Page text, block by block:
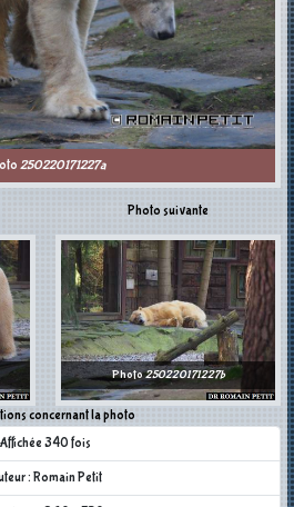
250220171227a
concernant la photo
Affichée 340 fois
: Romain Petit
Photo suivante
Photo250220171227b